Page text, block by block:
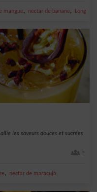
mangue, nectar de banane, Long
les saveurs douces et sucrées
1
, nectar de maracujà